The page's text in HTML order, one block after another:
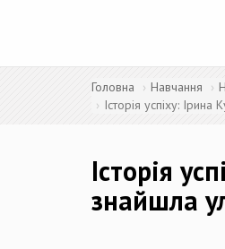
Головна Навчання
Історія успіху:
Історія
знайшла